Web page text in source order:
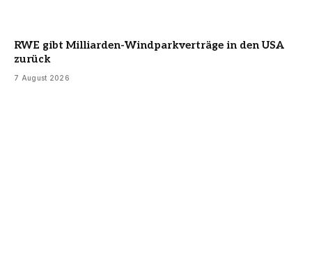
RWE gibt Milliarden-Windparkverträge in den USA
zurück
7 August 2026